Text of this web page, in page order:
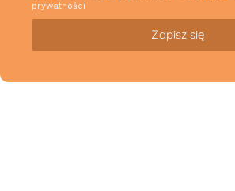
prywatności
Zapisz się